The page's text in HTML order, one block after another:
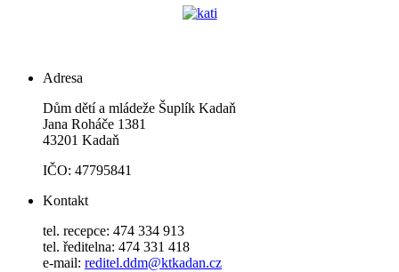
Adresa
Dům dětí a mládeže Šuplík Kadaň
Jana Roháče 1381
43201 Kadaň
IČO: 47795841
Kontakt
tel. recepce: 474 334 913
tel. ředitelna: 474 331 418
e-mail: reditel.ddm@ktkadan.cz